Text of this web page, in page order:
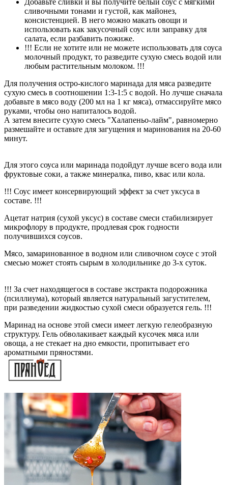
сливочными тонами и густой, как майонез,
консистенцией. В него можно макать овощи и
использовать как закусочный соус или заправку для
салата, если разбавить пожиже.
!!! Если не хотите или не можете использовать для соуса
молочный продукт, то разведите сухую смесь водой или
любым растительным молоком. !!!
Для получения остро-кислого маринада для мяса разведите
сухую смесь в соотношении 1:3-1:5 с водой. Но лучше сначала
добавьте в мясо воду (200 мл на 1 кг мяса), отмассируйте мясо
руками, чтобы оно напиталось водой.
А затем внесите сухую смесь "Халапеньо-лайм", равномерно
размешайте и оставьте для загущения и маринования на 20-60
минут.
Для этого соуса или маринада подойдут лучше всего вода или
фруктовые соки, а также минералка, пиво, квас или кола.
!!! Соус имеет консервирующий эффект за счет уксуса в
составе. !!!
Ацетат натрия (сухой уксус) в составе смеси стабилизирует
микрофлору в продукте, продлевая срок годности
получившихся соусов.
Мясо, замаринованное в водном или сливочном соусе с этой
смесью может стоять сырым в холодильнике до 3-х суток.
!!! За счет находящегося в составе экстракта подорожника
(псиллиума), который является натуральный загустителем,
при разведении жидкостью сухой смеси образуется гель. !!!
Маринад на основе этой смеси имеет легкую гелеобразную
структуру. Гель обволакивает каждый кусочек мяса или
овоща, а не стекает на дно емкости, пропитывает его
ароматными пряностями.